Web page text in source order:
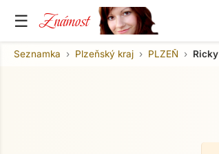
☰ Známost
Seznamka Plzeňský kraj PLZEŇ Ricky